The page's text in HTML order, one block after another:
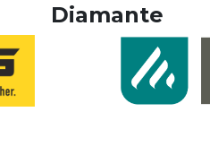
Diamante